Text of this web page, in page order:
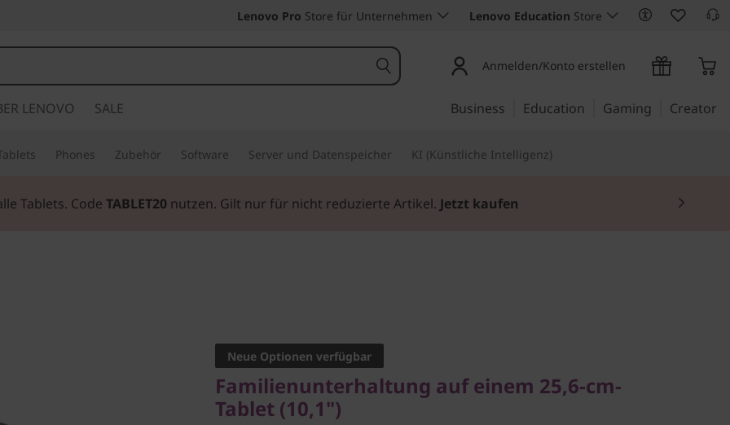
Lenovo Pro Store für Unternehmen Lenovo Education Store
Anmelden/Konto erstellen
LENOVO SALE Business Education Gaming Creator
Phones Zubehör Software Server und Datenspeicher KI (Künstliche Intelligenz)
mobil und vielseitig – das Lenovo Tablet mit Tastatur für Arbeit, Studium und Freizeit.
Tablet (10,1")
Tab E10
Neue Optionen verfügbar
Familienunterhaltung auf einem 25,6-cm-
Tablet (10,1")